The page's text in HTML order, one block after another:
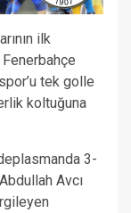
ilk
Fenerbahçe
tek golle
koltuğuna
3-
Avcı